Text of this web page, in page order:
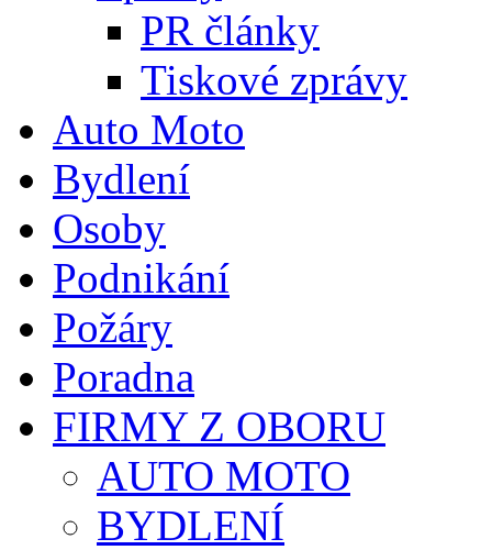
PR články
Tiskové zprávy
Auto Moto
Bydlení
Osoby
Podnikání
Požáry
Poradna
FIRMY Z OBORU
AUTO MOTO
BYDLENÍ